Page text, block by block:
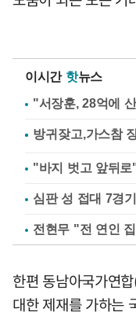
이시간 핫뉴스
"서장훈, 28억에
"바지 벗고 앞뒤
심판 성 접대 7경
전현무 "전 연인
한편 동남아국가연
대한 제재를 가하는